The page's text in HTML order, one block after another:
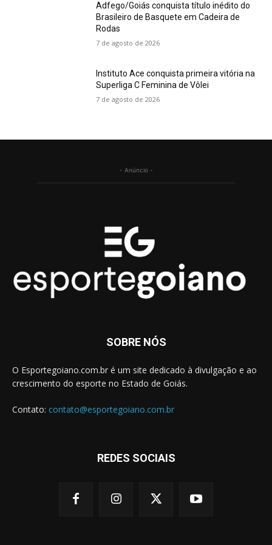
Adfego/Goiás conquista título inédito do
Brasileiro de Basquete em Cadeira de
Rodas
7 de agosto de 2026
Instituto Ace conquista primeira vitória na
Superliga C Feminina de Vôlei
7 de agosto de 2026
- Anúncio -
SOBRE NÓS
O Esportegoiano.com.br é um site dedicado à divulgação e ao
crescimento do esporte no Estado de Goiás.
Contato: contato@esportegoiano.com.br
REDES SOCIAIS